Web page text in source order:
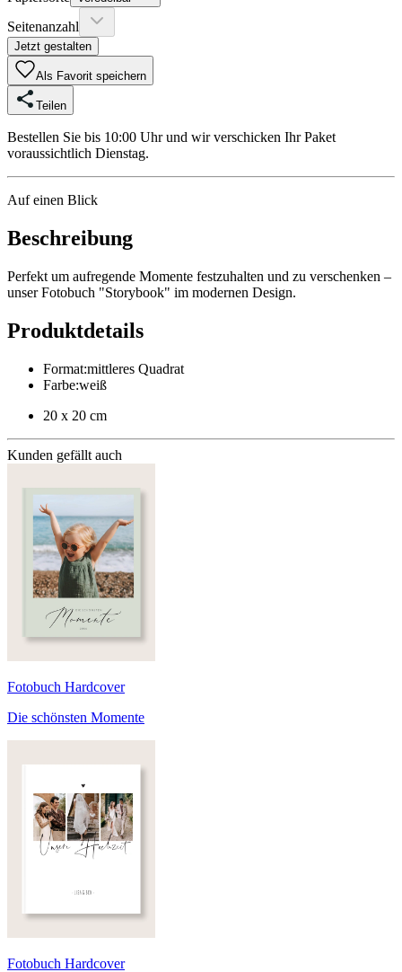
Seitenanzahl
Jetzt gestalten
Als Favorit speichern
Teilen
Bestellen Sie bis 10:00 Uhr und wir verschicken Ihr Paket
voraussichtlich Dienstag.
Auf einen Blick
Beschreibung
Perfekt um aufregende Momente festzuhalten und zu verschenken –
unser Fotobuch "Storybook" im modernen Design.
Produktdetails
Format:mittleres Quadrat
Farbe:weiß
20 x 20 cm
Kunden gefällt auch
Fotobuch Hardcover
Die schönsten Momente
Fotobuch Hardcover